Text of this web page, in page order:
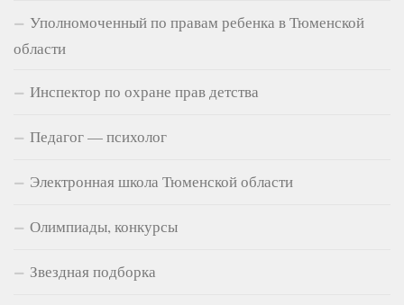
Уполномоченный по правам ребенка в Тюменской
области
Инспектор по охране прав детства
Педагог — психолог
Электронная школа Тюменской области
Олимпиады, конкурсы
Звездная подборка